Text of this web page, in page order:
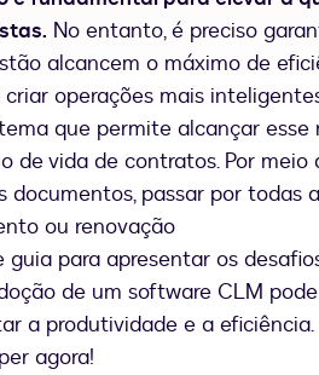
No entanto, é preciso
alcancem o máximo de
operações mais
que permite alcançar
de vida de contratos. Por
documentos, passar por todas
ou renovação
guia para apresentar os
de um software CLM
a produtividade e a eficiência.
agora!